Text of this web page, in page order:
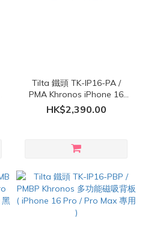
Tilta 鐵頭 TK-IP16-PA /
PMA Khronos iPhone 16
Pro / Pro Max 手機殼套籠專
業版套裝 ( 黑色 / 太空灰色 )
HK$2,390.00